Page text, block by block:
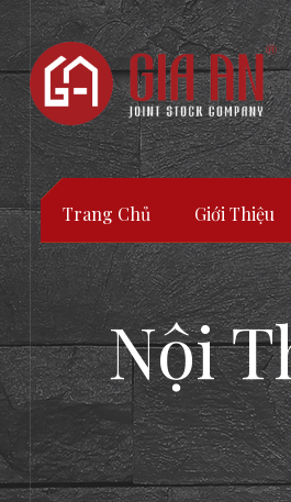
Trang Chủ Giới Thiệu
Nội